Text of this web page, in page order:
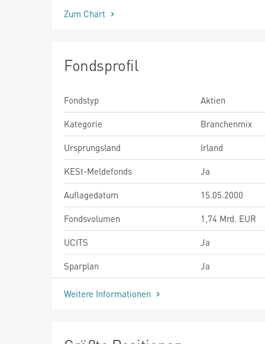
Zum Chart
Fondsprofil
Fondstyp
Aktien
Kategorie
Branchenmix
Ursprungsland
Irland
KESt-Meldefonds
Ja
Auflagedatum
15.05.2000
Fondsvolumen
1,74 Mrd. EUR
UCITS
Ja
Sparplan
Ja
Weitere Informationen